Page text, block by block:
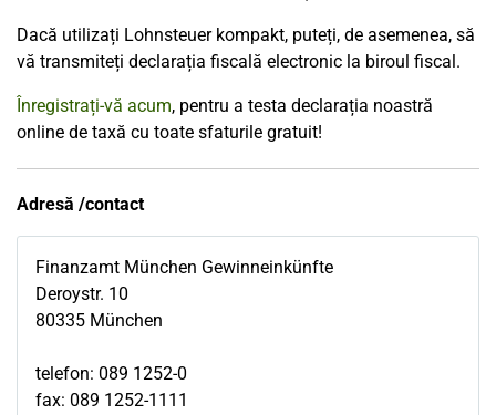
Dacă utilizați Lohnsteuer kompakt, puteți, de asemenea, să
vă transmiteți declarația fiscală electronic la biroul fiscal.
Înregistrați-vă acum, pentru a testa declarația noastră
online de taxă cu toate sfaturile gratuit!
Adresă /contact
Finanzamt München Gewinneinkünfte
Deroystr. 10
80335 München
telefon: 089 1252-0
fax: 089 1252-1111